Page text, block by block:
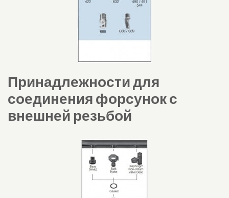
Принадлежности для
соединения форсунок с
внешней резьбой